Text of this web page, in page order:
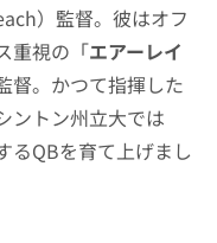
）監督。彼はオフ
重視の「エアーレイ
督。かつて指揮した
ントン州立大では
るQBを育て上げまし